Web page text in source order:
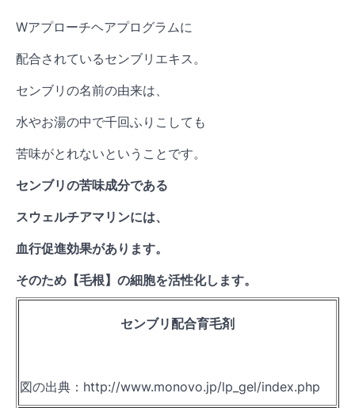
Wアプローチヘアプログラムに
配合されているセンブリエキス。
センブリの名前の由来は、
水やお湯の中で千回ふりこしても
苦味がとれないということです。
センブリの苦味成分である
スウェルチアマリンには、
血行促進効果があります。
そのため【毛根】の細胞を活性化します。
センブリ配合育毛剤
図の出典：http://www.monovo.jp/lp_gel/index.php